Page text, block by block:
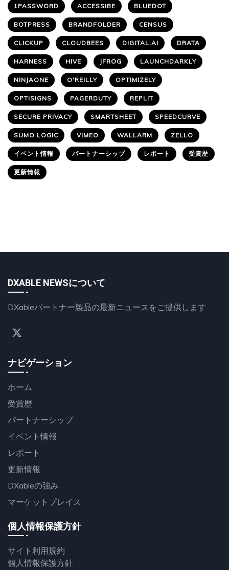
1PASSWORD ACCESSIBE BLUEDOT
BOTPRESS BRANDFOLDER CENSUS
CLICKUP CLOUDBEES DIGITAL.AI DRATA
HARNESS HIVE JFROG LAUNCHDARKLY
NINJAONE O'REILLY OPTIMIZELY
OPTISIGNS PAGERDUTY REPLIT
SECURE PRIVACY SMARTSHEET SPEEDCURVE
SUMO LOGIC VIMEO WALLARM ZELLO
イベント情報 パートナーシップ レポート 受賞歴
更新情報
DXABLE NEWSについて
DXableパートナー製品の最新ニュースをご提供します
ナビゲーション
ホーム
受賞歴
パートナーシップ
イベント情報
レポート
更新情報
DXableの強み
マーケットプレイス
個人情報保護方針
サイト利用規約
個人情報保護方針